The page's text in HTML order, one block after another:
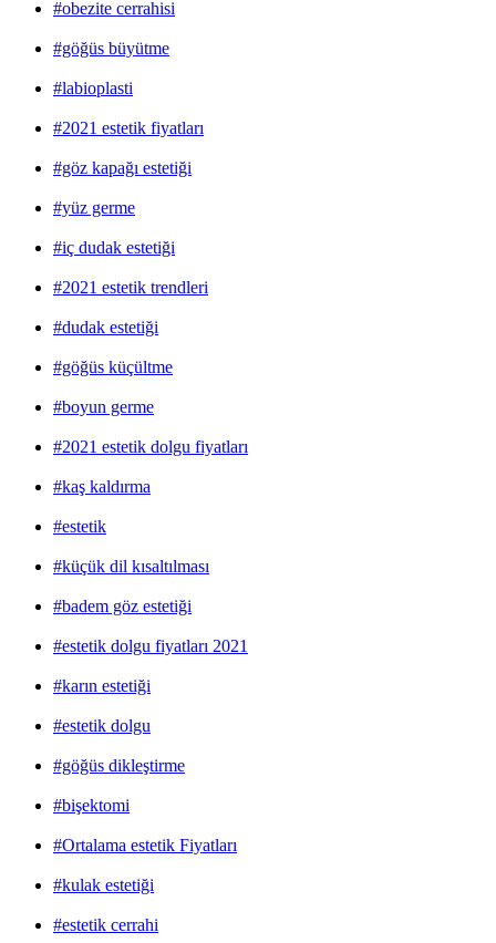
#obezite cerrahisi
#göğüs büyütme
#labioplasti
#2021 estetik fiyatları
#göz kapağı estetiği
#yüz germe
#iç dudak estetiği
#2021 estetik trendleri
#dudak estetiği
#göğüs küçültme
#boyun germe
#2021 estetik dolgu fiyatları
#kaş kaldırma
#estetik
#küçük dil kısaltılması
#badem göz estetiği
#estetik dolgu fiyatları 2021
#karın estetiği
#estetik dolgu
#göğüs dikleştirme
#bişektomi
#Ortalama estetik Fiyatları
#kulak estetiği
#estetik cerrahi